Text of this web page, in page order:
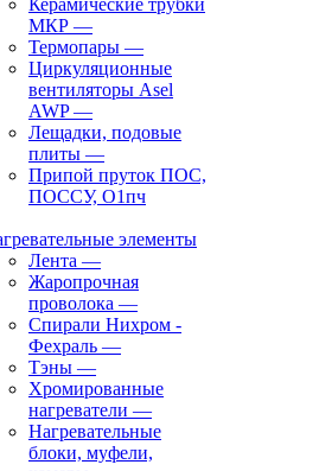
Керамические трубки
МКР —
Термопары —
Циркуляционные
вентиляторы Asel
AWP—
Лещадки, подовые
плиты —
Припой пруток ПОС,
ПОССУ, О1пч
элементы
Лента —
Жаропрочная
проволока —
Спирали Нихром -
Фехраль —
Тэны —
Хромированные
нагреватели —
Нагревательные
блоки, муфели,